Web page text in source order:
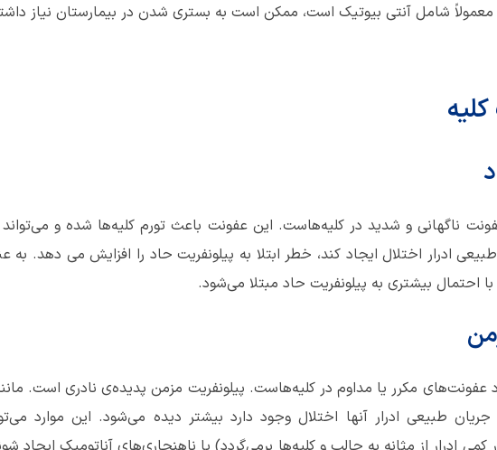
معمولاً شامل آنتی بیوتیک است، ممکن است به بستری شدن در بیمارستان نیاز
ناگهانی و شدید در کلیه‌هاست. این عفونت باعث تورم کلیه‌ها شده و
ادرار اختلال ایجاد کند، خطر ابتلا به پیلونفریت حاد را افزایش می دهد. به
احتمال بیشتری به پیلونفریت حاد مبتلا می‌شود.
عفونت‌های مکرر یا مداوم در کلیه‌هاست. پیلونفریت مزمن پدیده‌‌ی نادری است.
جریان طبیعی ادرار آنها اختلال وجود دارد بیشتر دیده می‌شود. این موارد